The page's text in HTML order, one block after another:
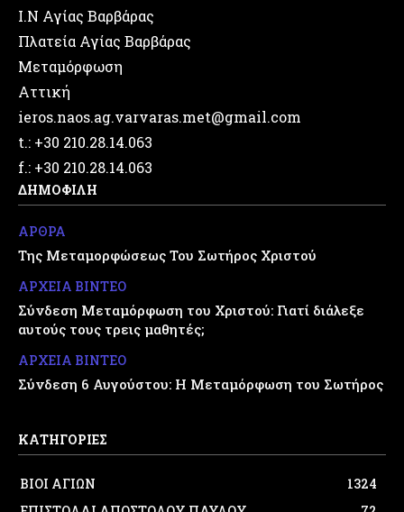
Ι.Ν Αγίας Βαρβάρας
Πλατεία Αγίας Βαρβάρας
Μεταμόρφωση
Αττική
ieros.naos.ag.varvaras.met@gmail.com
t.: +30 210.28.14.063
f.: +30 210.28.14.063
ΔΗΜΟΦΙΛΗ
ΑΡΘΡΑ
Της Μεταμορφώσεως Του Σωτήρος Χριστού
ΑΡΧΕΙΑ ΒΙΝΤΕΟ
Σύνδεση Μεταμόρφωση του Χριστού: Γιατί διάλεξε
αυτούς τους τρεις μαθητές;
ΑΡΧΕΙΑ ΒΙΝΤΕΟ
Σύνδεση 6 Αυγούστου: Η Μεταμόρφωση του Σωτήρος
ΚΑΤΗΓΟΡΙΕΣ
ΒΙΟΙ ΑΓΙΩΝ
1324